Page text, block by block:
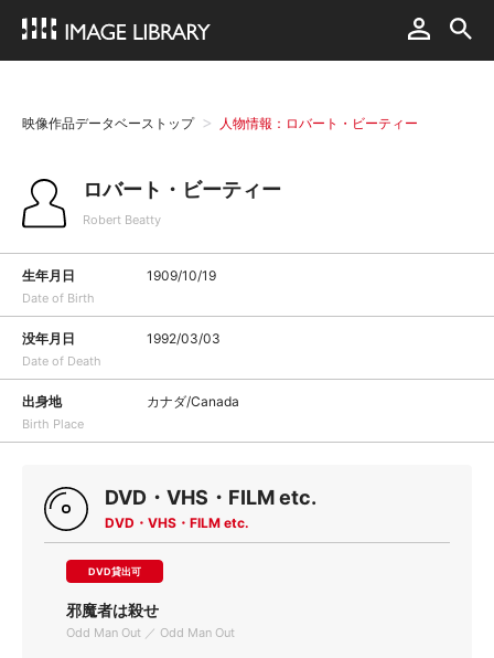
映像作品データベーストップ 人物情報：ロバート・ビーティー
ロバート・ビーティー
Robert Beatty
生年月日
Date of Birth
1909/10/19
没年月日
Date of Death
1992/03/03
出身地
Birth Place
カナダ/Canada
DVD・VHS・FILM etc.
DVD・VHS・FILM etc.
DVD貸出可
邪魔者は殺せ
Odd Man Out ／ Odd Man Out